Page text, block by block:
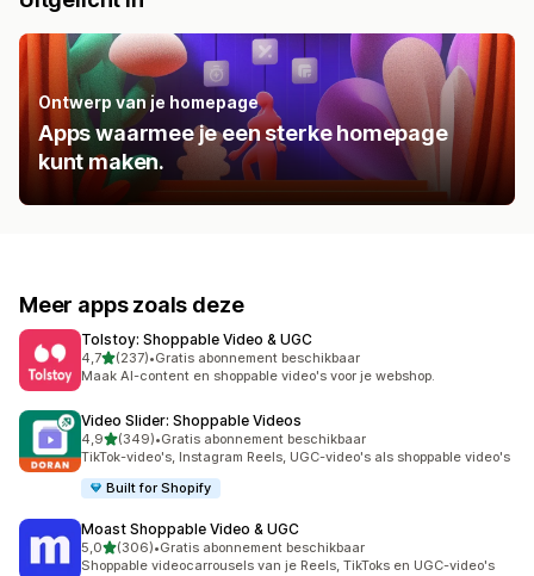
Ontwerp van je homepage
Apps waarmee je een sterke homepage
kunt maken.
Meer apps zoals deze
Tolstoy: Shoppable Video & UGC
4,7van 5 sterren
(237)
237 recensies in totaal
•Gratis abonnement beschikbaar
Maak AI-content en shoppable video's voor je webshop.
Video Slider: Shoppable Videos
4,9van 5 sterren
(349)
349 recensies in totaal
•Gratis abonnement beschikbaar
TikTok-video's, Instagram Reels, UGC-video's als shoppable video's
Built for Shopify
Moast Shoppable Video & UGC
5,0van 5 sterren
(306)
306 recensies in totaal
•Gratis abonnement beschikbaar
Shoppable videocarrousels van je Reels, TikToks en UGC-video's